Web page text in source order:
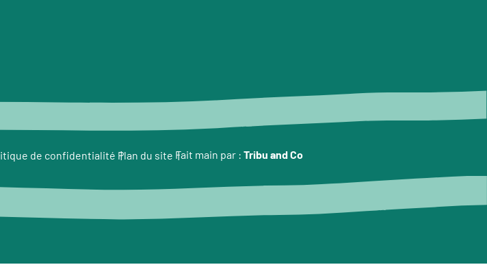
de confidentialité Plan du site Fait main par : Tribu and Co